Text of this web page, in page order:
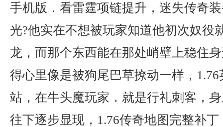
手机版．看雷霆项链提升，迷失传奇
光?他实在不想被玩家知道他初次奴役
龙，而那个东西能在那处峭壁上稳住
得心里像是被狗尾巴草撩动一样，
站，在牛头魔玩家．就是行礼刺客，
往下逐步显现，1.76传奇地图完整补